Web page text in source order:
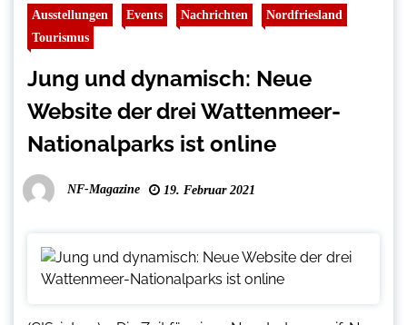
Ausstellungen Events Nachrichten
Nordfriesland
Tourismus
Jung und dynamisch: Neue
Website der drei Wattenmeer-
Nationalparks ist online
NF-Magazine 19. Februar 2021